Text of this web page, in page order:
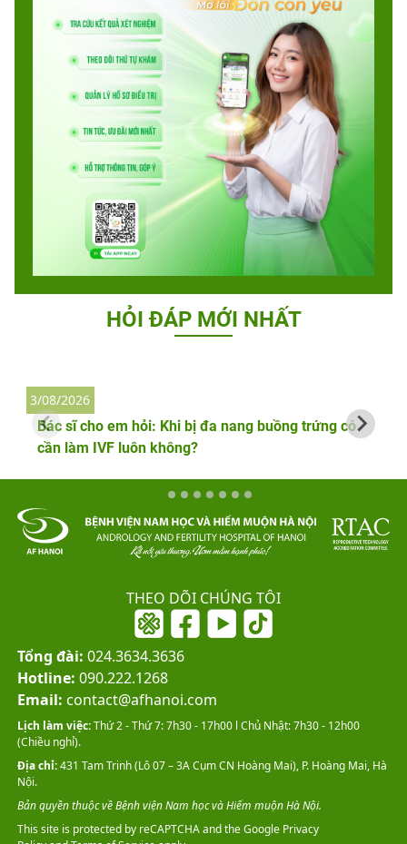
HỎI ĐÁP MỚI NHẤT
Bác sĩ cho em hỏi: Khi bị đa nang buồng trứng có
cần làm IVF luôn không?
3/08/2026
THEO DÕI CHÚNG TÔI
Tổng đài: 024.3634.3636
Hotline: 090.222.1268
Email: contact@afhanoi.com
This site is protected by reCAPTCHA and the GooglePrivacy
Lịch làm việc:Thứ 2 - Thứ 7: 7h30 - 17h00 l Chủ Nhật: 7h30 - 12h00
(Chiều nghỉ).
Địa chỉ:431 Tam Trinh (Lô 07 – 3A Cụm CN Hoàng Mai), P. Hoàng Mai, Hà
Nội.
Bản quyền thuộc về Bệnh viện Nam học và Hiếm muộn Hà Nội.